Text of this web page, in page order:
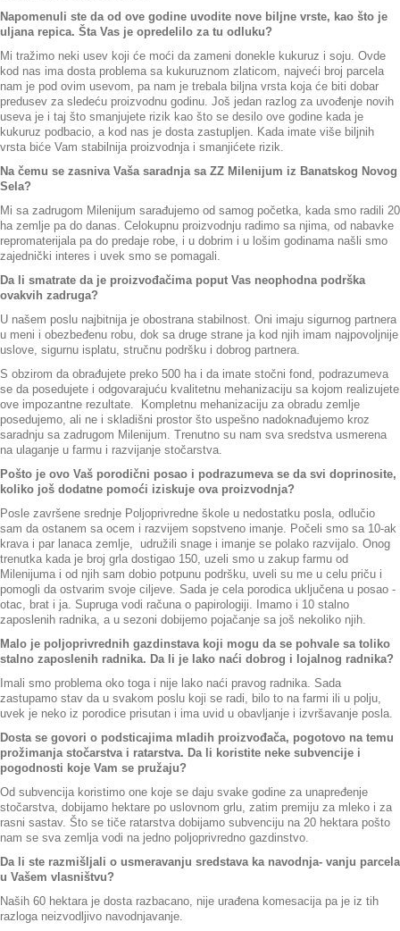
Napomenuli ste da od ove godine uvodite nove biljne vrste, kao što je
uljana repica. Šta Vas je opredelilo za tu odluku?
Mi tražimo neki usev koji će moći da zameni donekle kukuruz i soju. Ovde
kod nas ima dosta problema sa kukuruznom zlaticom, najveći broj parcela
nam je pod ovim usevom, pa nam je trebala biljna vrsta koja će biti dobar
predusev za sledeću proizvodnu godinu. Još jedan razlog za uvođenje novih
useva je i taj što smanjujete rizik kao što se desilo ove godine kada je
kukuruz podbacio, a kod nas je dosta zastupljen. Kada imate više biljnih
vrsta biće Vam stabilnija proizvodnja i smanjićete rizik.
Na čemu se zasniva Vaša saradnja sa ZZ Milenijum iz Banatskog Novog
Sela?
Mi sa zadrugom Milenijum sarađujemo od samog početka, kada smo radili 20
ha zemlje pa do danas. Celokupnu proizvodnju radimo sa njima, od nabavke
repromaterijala pa do predaje robe, i u dobrim i u lošim godinama našli smo
zajednički interes i uvek smo se pomagali.
Da li smatrate da je proizvođačima poput Vas neophodna podrška
ovakvih zadruga?
U našem poslu najbitnija je obostrana stabilnost. Oni imaju sigurnog partnera
u meni i obezbeđenu robu, dok sa druge strane ja kod njih imam najpovoljnije
uslove, sigurnu isplatu, stručnu podršku i dobrog partnera.
S obzirom da obrađujete preko 500 ha i da imate stočni fond, podrazumeva
se da posedujete i odgovarajuću kvalitetnu mehanizaciju sa kojom realizujete
ove impozantne rezultate. Kompletnu mehanizaciju za obradu zemlje
posedujemo, ali ne i skladišni prostor što uspešno nadoknađujemo kroz
saradnju sa zadrugom Milenijum. Trenutno su nam sva sredstva usmerena
na ulaganje u farmu i razvijanje stočarstva.
Pošto je ovo Vaš porodični posao i podrazumeva se da svi doprinosite,
koliko još dodatne pomoći iziskuje ova proizvodnja?
Posle završene srednje Poljoprivredne škole u nedostatku posla, odlučio
sam da ostanem sa ocem i razvijem sopstveno imanje. Počeli smo sa 10-ak
krava i par lanaca zemlje, udružili snage i imanje se polako razvijalo. Onog
trenutka kada je broj grla dostigao 150, uzeli smo u zakup farmu od
Milenijuma i od njih sam dobio potpunu podršku, uveli su me u celu priču i
pomogli da ostvarim svoje ciljeve. Sada je cela porodica uključena u posao -
otac, brat i ja. Supruga vodi računa o papirologiji. Imamo i 10 stalno
zaposlenih radnika, a u sezoni dobijemo pojačanje sa još nekoliko njih.
Malo je poljoprivrednih gazdinstava koji mogu da se pohvale sa toliko
stalno zaposlenih radnika. Da li je lako naći dobrog i lojalnog radnika?
Imali smo problema oko toga i nije lako naći pravog radnika. Sada
zastupamo stav da u svakom poslu koji se radi, bilo to na farmi ili u polju,
uvek je neko iz porodice prisutan i ima uvid u obavljanje i izvršavanje posla.
Dosta se govori o podsticajima mladih proizvođača, pogotovo na temu
prožimanja stočarstva i ratarstva. Da li koristite neke subvencije i
pogodnosti koje Vam se pružaju?
Od subvencija koristimo one koje se daju svake godine za unapređenje
stočarstva, dobijamo hektare po uslovnom grlu, zatim premiju za mleko i za
rasni sastav. Što se tiče ratarstva dobijamo subvenciju na 20 hektara pošto
nam se sva zemlja vodi na jedno poljoprivredno gazdinstvo.
Da li ste razmišljali o usmeravanju sredstava ka navodnja- vanju parcela
u Vašem vlasništvu?
Naših 60 hektara je dosta razbacano, nije urađena komesacija pa je iz tih
razloga neizvodljivo navodnjavanje.